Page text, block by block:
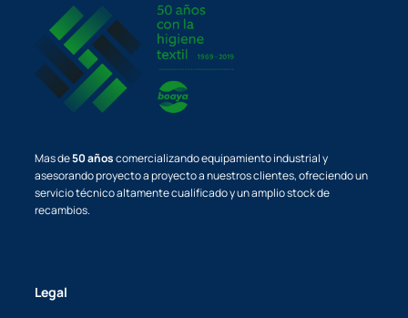
Mas de50 añoscomercializando equipamiento industrial y
asesorando proyecto a proyecto a nuestros clientes, ofreciendo un
servicio técnico altamente cualificado y un amplio stock de
recambios.
Legal